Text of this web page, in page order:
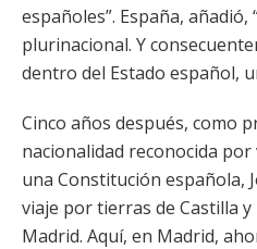
españoles”. España,
plurinacional. Y
dentro del Estado español,
Cinco años después, como
nacionalidad reconocida
una Constitución española,
viaje por tierras de Castilla
Madrid. Aquí, en Madrid,